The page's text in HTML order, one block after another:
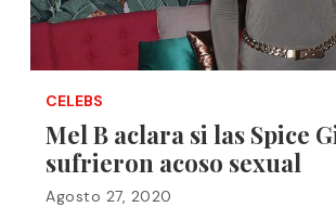
CELEBS
Mel B aclara si las Spice
sufrieron acoso sexual
Agosto 27, 2020